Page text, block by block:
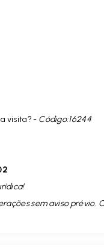
visita? - Código:16244
sem aviso prévio.